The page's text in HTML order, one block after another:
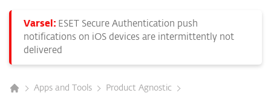
Varsel: ESET Secure Authentication push
notifications on iOS devices are intermittently not
delivered
Apps and Tools
Product Agnostic